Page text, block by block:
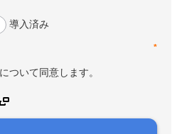
導入済み
*
ついて同意します。